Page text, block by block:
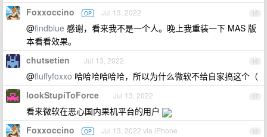
15
Foxxoccino OP Jul 13, 2022
@findblue 感谢，看来我不是一个人。晚上我重装一下 MAS 版
本看看效果。
16
chutsetien Jul 13, 2022
@fluffyfoxxo 哈哈哈哈哈哈，所以为什么微软不给自家搞这个（
17
lookStupiToForce Jul 13, 2022
看来微软在恶心国内果机平台的用户
18
Foxxoccino OP Jul 13, 2022 via iPhone